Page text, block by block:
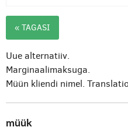
« TAGASI
Uue alternatiiv.
Marginaalimaksuga.
Müün kliendi nimel.
müük